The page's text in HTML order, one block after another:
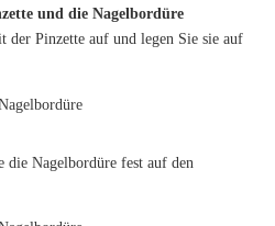
und die Nagelbordüre
der Pinzette auf und legen Sie sie auf
Nagelbordüre fest auf den